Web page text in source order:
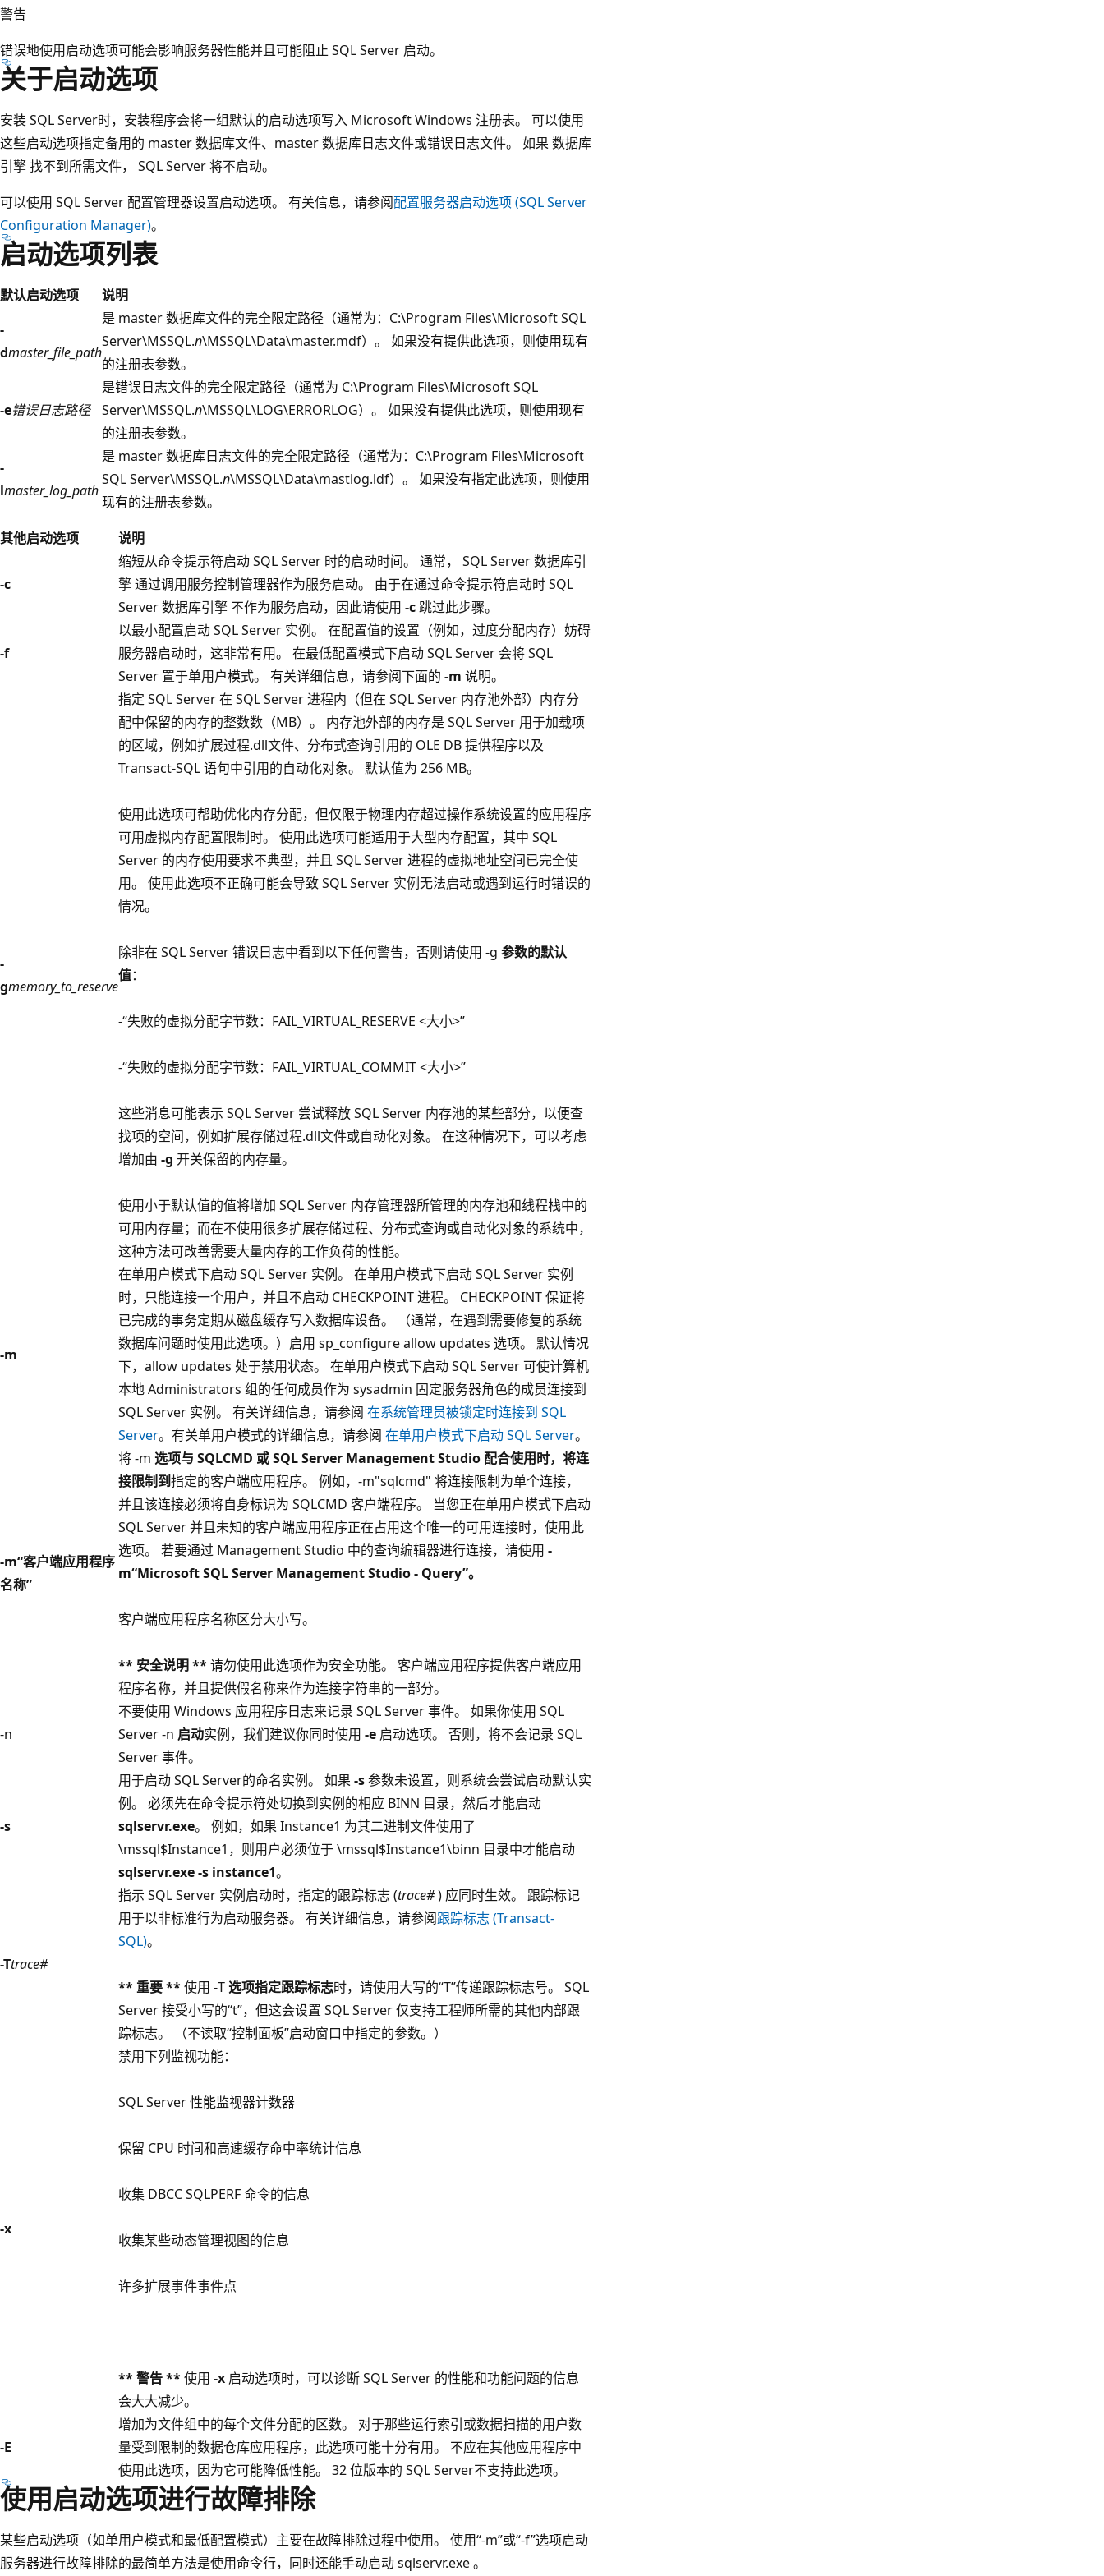
警告
错误地使用启动选项可能会影响服务器性能并且可能阻止 SQL Server 启动。
关于启动选项
安装 SQL Server时，安装程序会将一组默认的启动选项写入 Microsoft Windows 注册表。 可以使用
这些启动选项指定备用的 master 数据库文件、master 数据库日志文件或错误日志文件。 如果 数据库
引擎 找不到所需文件， SQL Server 将不启动。
可以使用 SQL Server 配置管理器设置启动选项。 有关信息，请参阅配置服务器启动选项 (SQL Server
Configuration Manager)。
启动选项列表
默认启动选项
说明
-
dmaster_file_path
是 master 数据库文件的完全限定路径（通常为：C:\Program Files\Microsoft SQL
Server\MSSQL.n\MSSQL\Data\master.mdf）。 如果没有提供此选项，则使用现有
的注册表参数。
-e错误日志路径
是错误日志文件的完全限定路径（通常为 C:\Program Files\Microsoft SQL
Server\MSSQL.n\MSSQL\LOG\ERRORLOG）。 如果没有提供此选项，则使用现有
的注册表参数。
-
lmaster_log_path
是 master 数据库日志文件的完全限定路径（通常为：C:\Program Files\Microsoft
SQL Server\MSSQL.n\MSSQL\Data\mastlog.ldf）。 如果没有指定此选项，则使用
现有的注册表参数。
其他启动选项
说明
-c
缩短从命令提示符启动 SQL Server 时的启动时间。 通常， SQL Server 数据库引
擎 通过调用服务控制管理器作为服务启动。 由于在通过命令提示符启动时 SQL
Server 数据库引擎 不作为服务启动，因此请使用 -c跳过此步骤。
-f
以最小配置启动 SQL Server 实例。 在配置值的设置（例如，过度分配内存）妨碍
服务器启动时，这非常有用。 在最低配置模式下启动 SQL Server 会将 SQL
Server 置于单用户模式。 有关详细信息，请参阅下面的 -m 说明。
-
gmemory_to_reserve
指定 SQL Server 在 SQL Server 进程内（但在 SQL Server 内存池外部）内存分
配中保留的内存的整数数（MB）。 内存池外部的内存是 SQL Server 用于加载项
的区域，例如扩展过程.dll文件、分布式查询引用的 OLE DB 提供程序以及
Transact-SQL 语句中引用的自动化对象。 默认值为 256 MB。
使用此选项可帮助优化内存分配，但仅限于物理内存超过操作系统设置的应用程序
可用虚拟内存配置限制时。 使用此选项可能适用于大型内存配置，其中 SQL
Server 的内存使用要求不典型，并且 SQL Server 进程的虚拟地址空间已完全使
用。 使用此选项不正确可能会导致 SQL Server 实例无法启动或遇到运行时错误的
情况。
除非在 SQL Server 错误日志中看到以下任何警告，否则请使用 -g 参数的默认
值：
-“失败的虚拟分配字节数：FAIL_VIRTUAL_RESERVE <大小>”
-“失败的虚拟分配字节数：FAIL_VIRTUAL_COMMIT <大小>”
这些消息可能表示 SQL Server 尝试释放 SQL Server 内存池的某些部分，以便查
找项的空间，例如扩展存储过程.dll文件或自动化对象。 在这种情况下，可以考虑
增加由 -g 开关保留的内存量。
使用小于默认值的值将增加 SQL Server 内存管理器所管理的内存池和线程栈中的
可用内存量；而在不使用很多扩展存储过程、分布式查询或自动化对象的系统中，
这种方法可改善需要大量内存的工作负荷的性能。
-m
在单用户模式下启动 SQL Server 实例。 在单用户模式下启动 SQL Server 实例
时，只能连接一个用户，并且不启动 CHECKPOINT 进程。 CHECKPOINT 保证将
已完成的事务定期从磁盘缓存写入数据库设备。 （通常，在遇到需要修复的系统
数据库问题时使用此选项。）启用 sp_configure allow updates 选项。 默认情况
下，allow updates 处于禁用状态。 在单用户模式下启动 SQL Server 可使计算机
本地 Administrators 组的任何成员作为 sysadmin 固定服务器角色的成员连接到
SQL Server 实例。 有关详细信息，请参阅 在系统管理员被锁定时连接到 SQL
Server。有关单用户模式的详细信息，请参阅 在单用户模式下启动 SQL Server。
-m“客户端应用程序
名称”
将 -m 选项与 SQLCMD 或 SQL Server Management Studio 配合使用时，将连
接限制到指定的客户端应用程序。 例如，-m"sqlcmd" 将连接限制为单个连接，
并且该连接必须将自身标识为 SQLCMD 客户端程序。 当您正在单用户模式下启动
SQL Server 并且未知的客户端应用程序正在占用这个唯一的可用连接时，使用此
选项。 若要通过 Management Studio 中的查询编辑器进行连接，请使用 -
m“Microsoft SQL Server Management Studio - Query”。
客户端应用程序名称区分大小写。
** 安全说明 **请勿使用此选项作为安全功能。 客户端应用程序提供客户端应用
程序名称，并且提供假名称来作为连接字符串的一部分。
-n
不要使用 Windows 应用程序日志来记录 SQL Server 事件。 如果你使用 SQL
Server -n 启动实例，我们建议你同时使用 -e 启动选项。 否则，将不会记录 SQL
Server 事件。
-s
用于启动 SQL Server的命名实例。 如果 -s参数未设置，则系统会尝试启动默认实
例。 必须先在命令提示符处切换到实例的相应 BINN 目录，然后才能启动
sqlservr.exe。 例如，如果 Instance1 为其二进制文件使用了
\mssql$Instance1，则用户必须位于 \mssql$Instance1\binn 目录中才能启动
sqlservr.exe -s instance1。
-Ttrace#
指示 SQL Server 实例启动时，指定的跟踪标志 (trace#) 应同时生效。 跟踪标记
用于以非标准行为启动服务器。 有关详细信息，请参阅跟踪标志 (Transact-
SQL)。
** 重要 **使用 -T选项指定跟踪标志时，请使用大写的“T”传递跟踪标志号。 SQL
Server 接受小写的“t”，但这会设置 SQL Server 仅支持工程师所需的其他内部跟
踪标志。 （不读取“控制面板”启动窗口中指定的参数。）
-x
禁用下列监视功能：
SQL Server 性能监视器计数器
保留 CPU 时间和高速缓存命中率统计信息
收集 DBCC SQLPERF 命令的信息
收集某些动态管理视图的信息
许多扩展事件事件点
** 警告 **使用 -x 启动选项时，可以诊断 SQL Server 的性能和功能问题的信息
会大大减少。
-E
增加为文件组中的每个文件分配的区数。 对于那些运行索引或数据扫描的用户数
量受到限制的数据仓库应用程序，此选项可能十分有用。 不应在其他应用程序中
使用此选项，因为它可能降低性能。 32 位版本的 SQL Server不支持此选项。
使用启动选项进行故障排除
某些启动选项（如单用户模式和最低配置模式）主要在故障排除过程中使用。 使用“-m”或“-f”选项启动
服务器进行故障排除的最简单方法是使用命令行，同时还能手动启动 sqlservr.exe 。